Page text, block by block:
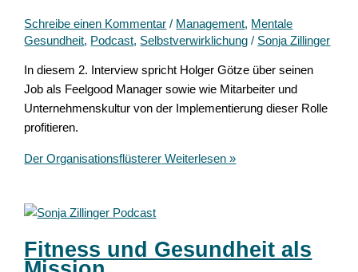
Schreibe einen Kommentar / Management, Mentale
Gesundheit, Podcast, Selbstverwirklichung / Sonja Zillinger
In diesem 2. Interview spricht Holger Götze über seinen
Job als Feelgood Manager sowie wie Mitarbeiter und
Unternehmenskultur von der Implementierung dieser Rolle
profitieren.
Der Organisationsflüsterer Weiterlesen »
Fitness und Gesundheit als